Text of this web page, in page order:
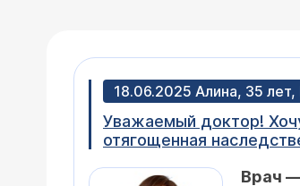
18.06.2025 Алина, 35
Уважаемый доктор! Хочу обследовать маму на предмет сосудов и сердца. В первую очередь, пугает то, что имеется
отягощенная наследственность (у
Прилагаю результаты
Врач